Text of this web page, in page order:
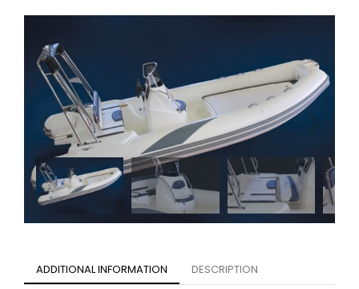
ADDITIONAL INFORMATION DESCRIPTION